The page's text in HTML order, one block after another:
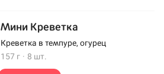
Мини Креветка
Креветка в темпуре, огурец
157 г · 8 шт.